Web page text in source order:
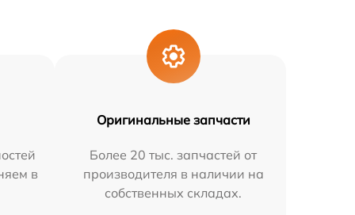
в
Оригинальные запчасти
Более 20 тыс. запчастей от
производителя в наличии на
собственных складах.